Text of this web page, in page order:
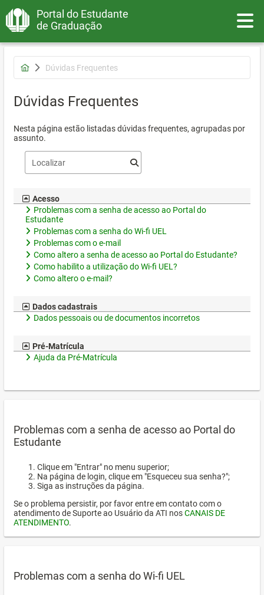
Portal do Estudante
de Graduação
Dúvidas Frequentes
Dúvidas Frequentes
Nesta página estão listadas dúvidas frequentes, agrupadas por
assunto.
Acesso
Problemas com a senha de acesso ao Portal do
Estudante
Problemas com a senha do Wi-fi UEL
Problemas com o e-mail
Como altero a senha de acesso ao Portal do Estudante?
Como habilito a utilização do Wi-fi UEL?
Como altero o e-mail?
Dados cadastrais
Dados pessoais ou de documentos incorretos
Pré-Matrícula
Ajuda da Pré-Matrícula
Problemas com a senha de acesso ao Portal do
Estudante
Clique em "Entrar" no menu superior;
Na página de login, clique em "Esqueceu sua senha?";
Siga as instruções da página.
Se o problema persistir, por favor entre em contato com o
atendimento de Suporte ao Usuário da ATI nosCANAIS DE
ATENDIMENTO.
Problemas com a senha do Wi-fi UEL